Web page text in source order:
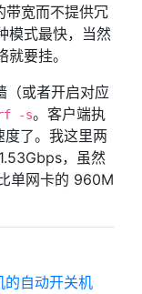
宽而不提供冗
模式最快，当然
要挂。
或者开启对应
-s。客户端执
度了。我这里两
，虽然
单网卡的 960M
自动开关机